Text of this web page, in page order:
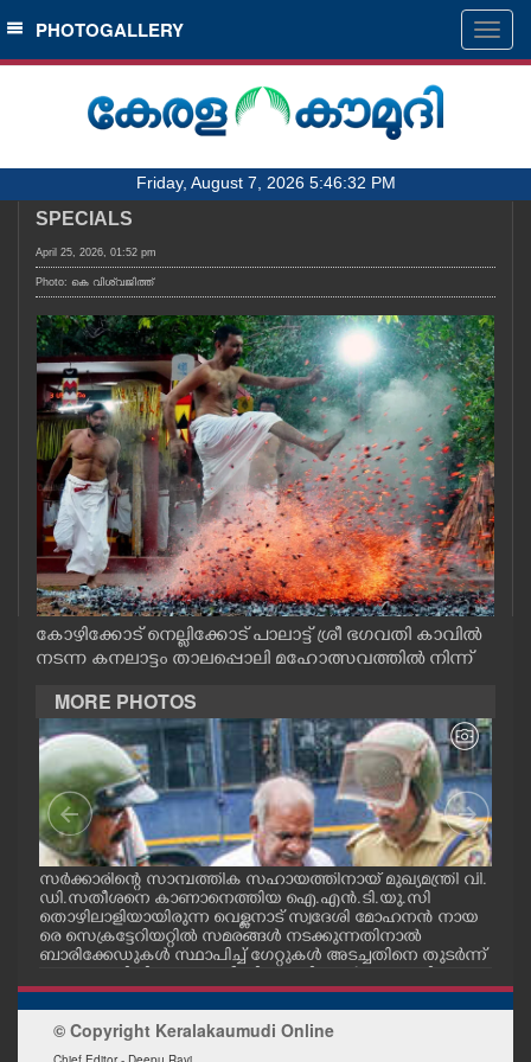
SECTIONS
HOME
NOTIFIED NEWS
KERALA
LOCAL
OBITUARY
NEWS 360
CASE DIARY
CINEMA
PHOTOS
LIFESTYLE
SPIRITUAL
INFO+
ART
PHOTOGALLERY
Friday, August 7, 2026 5:46:32 PM
SPECIALS
April 25, 2026, 01:52 pm
Photo: കെ വിശ്വജിത്ത്
കോഴിക്കോട് നെല്ലിക്കോട് പാലാട്ട് ശ്രീ ഭഗവതി കാവിൽ
നടന്ന കനലാട്ടം താലപ്പൊലി മഹോത്സവത്തിൽ നിന്ന്
MORE PHOTOS
സർക്കാരിന്റെ സാമ്പത്തിക സഹായത്തിനായ് മുഖ്യമന്ത്രി വി.
ഡി.സതീശനെ കാണാനെത്തിയ ഐ.എൻ.ടി.യു.സി
തൊഴിലാളിയായിരുന്ന വെള്ളനാട് സ്വദേശി മോഹനൻ നായ
രെ സെക്രട്ടേറിയറ്റിൽ സമരങ്ങൾ നടക്കുന്നതിനാൽ
ബാരിക്കേഡുകൾ സ്ഥാപിച്ച് ഗേറ്റുകൾ അടച്ചതിനെ തുടർന്ന്
പൊലീസ് ഉദ്യോഗസ്ഥർ. വാർദ്ധക്യ സഹജമായ അസുഖ
ത്തെ തുടർന്ന് കാഴ്ച്ചശക്തി കുറഞ്ഞതിനാലാണ് ഇദ്ദേഹ
ത്തിന് പൊലീസ് സഹായം വേണ്ടിവന്നത്
© Copyright Keralakaumudi Online